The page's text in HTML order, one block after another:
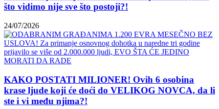
što vidimo nije sve što postoji?!
24/07/2026
KAKO POSTATI MILIONER! Ovih 6 osobina
krase ljude koji će doći do VELIKOG NOVCA, da li
ste i vi među njima?!